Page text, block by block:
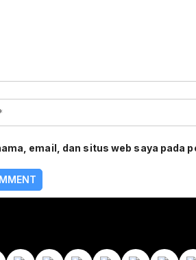
email, dan situs web saya pada